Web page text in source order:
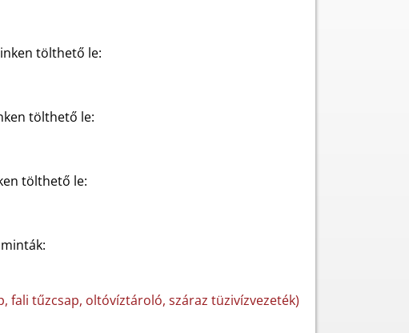
tölthető le:
tölthető le:
tölthető le:
tűzcsap, oltóvíztároló, száraz tüzivízvezeték)